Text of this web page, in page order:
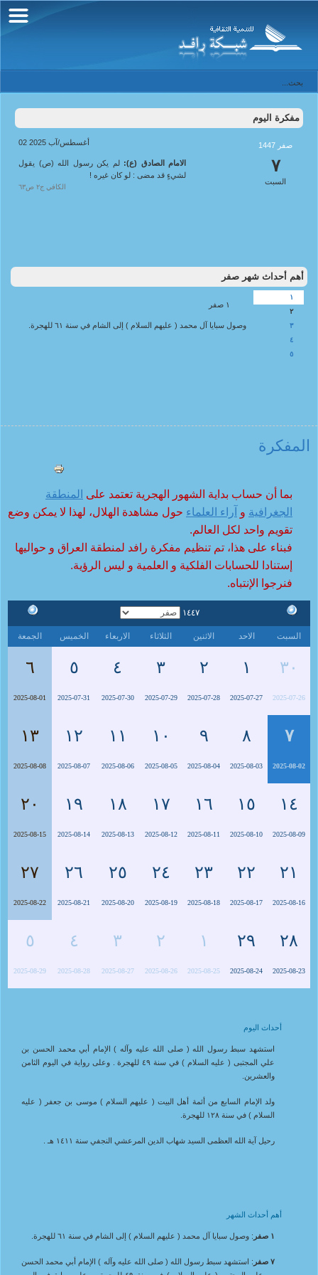
مفكرة اليوم
صفر 1447
٧
السبت
02 أغسطس/آب 2025
الامام الصادق (ع):لم يكن رسول الله (ص) يقول
لشيءٍ قد مضى : لو كان غيره !
الكافي ج٢ ص٦٣
أهم أحداث شهر صفر
١
٢
٣
٤
٥
١ صفر
وصول سبايا آل محمد ( عليهم السلام ) إلى الشام في سنة ٦١ للهجرة.
المفکرة
بما أن حساب بداية الشهور الهجرية تعتمد على
المنطقة
الجغرافية و آراء العلماء حول مشاهدة الهلال، لهذا لا يمكن وضع
تقويم واحد لكل العالم.
فبناء على هذا، تم تنظيم مفكرة رافد لمنطقة العراق و حواليها
إستنادا للحسابات الفلكية و العلمية و ليس الرؤية.
فنرجوا الإنتباه.
١٤٤٧
السبت الاحد الاثنين الثلاثاء الاربعاء الخميس الجمعة
٣٠
2025-07-26
١
2025-07-27
٢
2025-07-28
٣
2025-07-29
٤
2025-07-30
٥
2025-07-31
٦
2025-08-01
٧
2025-08-02
٨
2025-08-03
٩
2025-08-04
١٠
2025-08-05
١١
2025-08-06
١٢
2025-08-07
١٣
2025-08-08
١٤
2025-08-09
١٥
2025-08-10
١٦
2025-08-11
١٧
2025-08-12
١٨
2025-08-13
١٩
2025-08-14
٢٠
2025-08-15
٢١
2025-08-16
٢٢
2025-08-17
٢٣
2025-08-18
٢٤
2025-08-19
٢٥
2025-08-20
٢٦
2025-08-21
٢٧
2025-08-22
٢٨
2025-08-23
٢٩
2025-08-24
١
2025-08-25
٢
2025-08-26
٣
2025-08-27
٤
2025-08-28
٥
2025-08-29
أحداث اليوم
استشهد سبط رسول الله ( صلى الله عليه وآله ) الإمام أبي محمد الحسن بن
علي المجتبى ( عليه السلام ) في سنة ٤٩ للهجرة . وعلى رواية في اليوم الثامن
والعشرين.
ولد الإمام السابع من أئمة أهل البيت ( عليهم السلام ) موسى بن جعفر ( عليه
السلام ) في سنة ١٢٨ للهجرة.
رحيل آية الله العظمى السيد شهاب الدين المرعشي النجفي سنة ١٤١١ هـ .
أهم أحداث الشهر
١ صفر : وصول سبايا آل محمد ( عليهم السلام ) إلى الشام في سنة ٦١ للهجرة.
٧ صفر
: استشهد سبط رسول الله ( صلى الله عليه وآله ) الإمام أبي محمد الحسن